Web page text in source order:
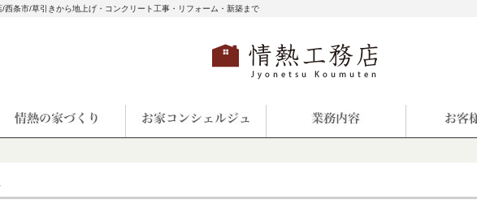
西条市/草引きから地上げ・コンクリート工事・リフォーム・新築まで